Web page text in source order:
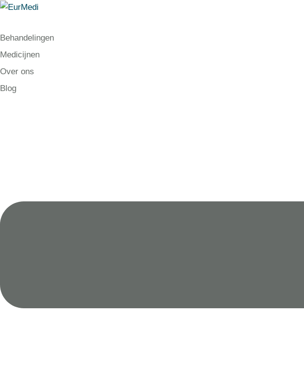
Behandelingen
Medicijnen
Over ons
Blog